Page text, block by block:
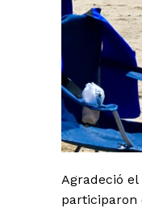
Agradeció
participaron